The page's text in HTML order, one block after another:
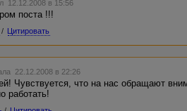
12.12.2008 в 15:56
поста !!!
/ Цитировать
22.12.2008 в 22:26
Чувствуется, что на нас обращают
работать!